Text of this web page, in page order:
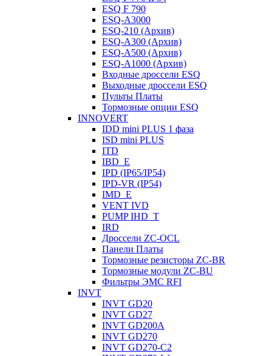
ESQ F 790
ESQ-A3000
ESQ-210 (Архив)
ESQ-A300 (Архив)
ESQ-A500 (Архив)
ESQ-A1000 (Архив)
Входные дроссели ESQ
Выходные дроссели ESQ
Пульты Платы
Тормозные опции ESQ
INNOVERT
IDD mini PLUS 1 фаза
ISD mini PLUS
ITD
IBD_E
IPD (IP65/IP54)
IРD-VR (IP54)
IMD_E
VENT IVD
PUMP IHD_T
IRD
Дроссели ZC-OCL
Панели Платы
Тормозные резисторы ZC-BR
Тормозные модули ZC-BU
Фильтры ЭМС RFI
INVT
INVT GD20
INVT GD27
INVT GD200A
INVT GD270
INVT GD270-C2